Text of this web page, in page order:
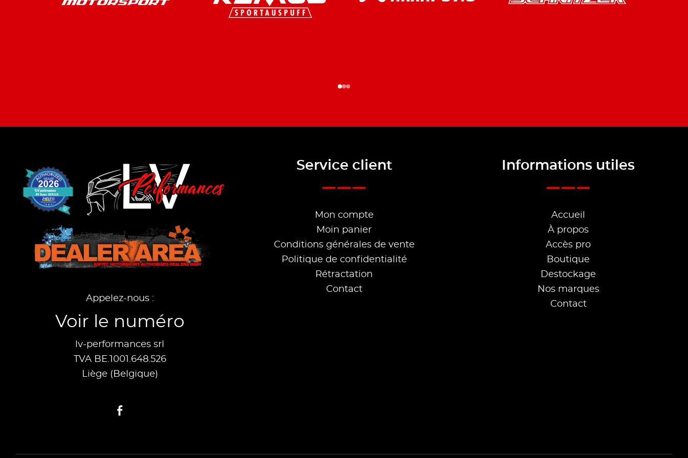
Service client
Mon compte
Moin panier
Conditions générales de vente
Politique de confidentialité
Rétractation
Contact
Informations utiles
Accueil
À propos
Accès pro
Boutique
Destockage
Nos marques
Contact
Appelez-nous :
Voir le numéro
lv-performances srl
TVA BE.1001.648.526
Liège (Belgique)